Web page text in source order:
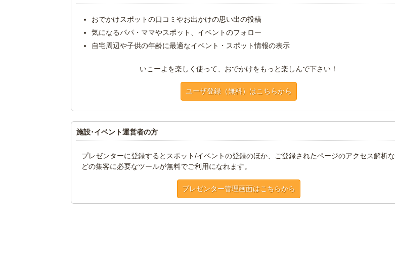
おでかけスポットの口コミやお出かけの思い出の投稿
気になるパパ・ママやスポット、イベントのフォロー
自宅周辺や子供の年齢に最適なイベント・スポット情報の表示
いこーよを楽しく使って、おでかけをもっと楽しんで下さい！
ユーザ登録（無料）はこちらから
施設･イベント運営者の方
プレゼンターに登録するとスポット/イベントの登録のほか、ご登録されたページのアクセス解析な
どの集客に必要なツールが無料でご利用になれます。
プレゼンター管理画面はこちらから